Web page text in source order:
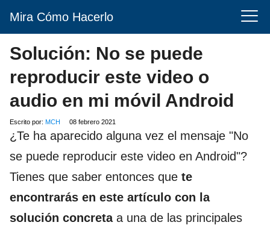
Mira Cómo Hacerlo
Solución: No se puede
reproducir este video o
audio en mi móvil Android
Escrito por: MCH 08 febrero 2021
¿Te ha aparecido alguna vez el mensaje "No
se puede reproducir este video en Android"?
Tienes que saber entonces que te
encontrarás en este artículo con la
solución concretaa una de las principales